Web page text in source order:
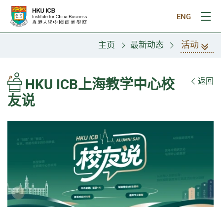
跳往主要内容
ENG
打
主页 最新动态 活动
HKU ICB上海教学中心校
友说
返回